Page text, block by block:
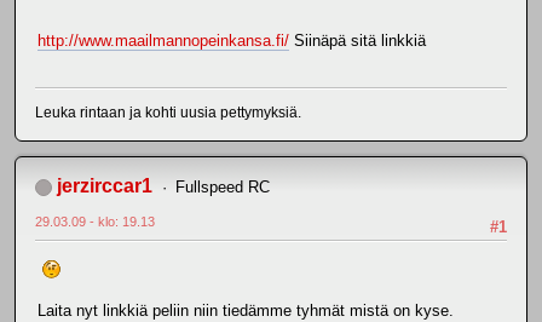
http://www.maailmannopeinkansa.fi/ Siinäpä sitä linkkiä
Leuka rintaan ja kohti uusia pettymyksiä.
jerzirccar1 Fullspeed RC
#1
29.03.09 - klo: 19.13
Laita nyt linkkiä peliin niin tiedämme tyhmät mistä on kyse.